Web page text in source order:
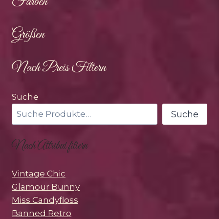
Größen
Nach Preis Filtern
Suche
Suche
Nach Attribut filtern
Vintage Chic
Glamour Bunny
Miss Candyfloss
Banned Retro